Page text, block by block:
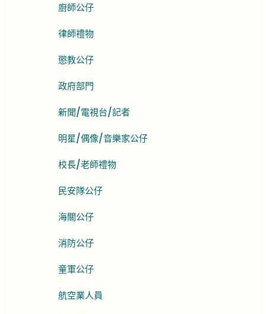
廚師公仔
律師禮物
懲教公仔
政府部門
新聞/電視台/記者
明星/偶像/音樂家公仔
校長/老師禮物
民安隊公仔
海關公仔
消防公仔
童軍公仔
航空業人員